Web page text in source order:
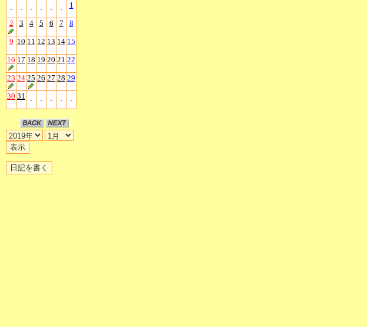
- - - - - - 1
2 3 4 5 6 7 8
9 10 11 12 13 14 15
16 17 18 19 20 21 22
23 24 25 26 27 28 29
30 31 - - - - -